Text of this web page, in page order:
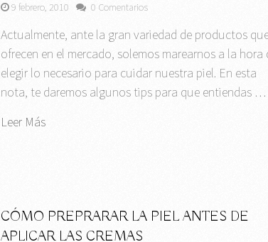
9 febrero, 2010 0 Comentarios
Actualmente, ante la gran variedad de productos
ofrecen en el mercado, solemos marearnos a la hora
elegir lo necesario para cuidar nuestra piel. En esta
nota, te daremos algunos tips para que entiendas …
Leer Más
CÓMO PREPRARAR LA PIEL ANTES DE
APLICAR LAS CREMAS